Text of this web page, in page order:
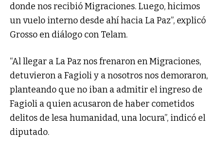
donde nos recibió Migraciones. Luego, hicimos
un vuelo interno desde ahí hacia La Paz”, explicó
Grosso en diálogo con Telam.
“Al llegar a La Paz nos frenaron en Migraciones,
detuvieron a Fagioli y a nosotros nos demoraron,
planteando que no iban a admitir el ingreso de
Fagioli a quien acusaron de haber cometidos
delitos de lesa humanidad, una locura”, indicó el
diputado.